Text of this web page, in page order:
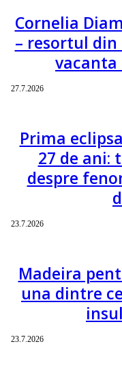
Cornelia
– resortul din
vacanta
27.7.2026
Prima
27 de ani:
despre
23.7.2026
Madeira
una dintre
23.7.2026